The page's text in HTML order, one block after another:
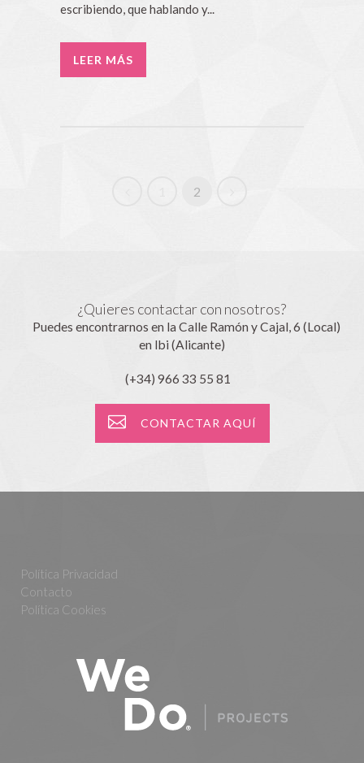
escribiendo, que hablando y...
LEER MÁS
2
¿Quieres contactar con nosotros?
Puedes encontrarnos en la Calle Ramón y Cajal, 6 (Local)
en Ibi (Alicante)
(+34) 966 33 55 81
CONTACTAR AQUÍ
Política Privacidad
Contacto
Política Cookies